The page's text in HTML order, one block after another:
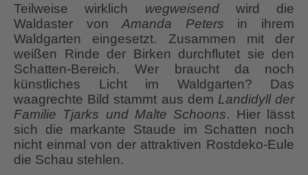
Teilweise wirklich wegweisend wird die
Waldaster vonAmanda Peters in ihrem
Waldgarten eingesetzt. Zusammen mit der
weißen Rinde der Birken durchflutet sie den
Schatten-Bereich. Wer braucht da noch
künstliches Licht im Waldgarten? Das
waagrechte Bild stammt aus dem Landidyll der
Familie Tjarks und Malte Schoons. Hier lässt
sich die markante Staude im Schatten noch
nicht einmal von der attraktiven Rostdeko-Eule
die Schau stehlen.